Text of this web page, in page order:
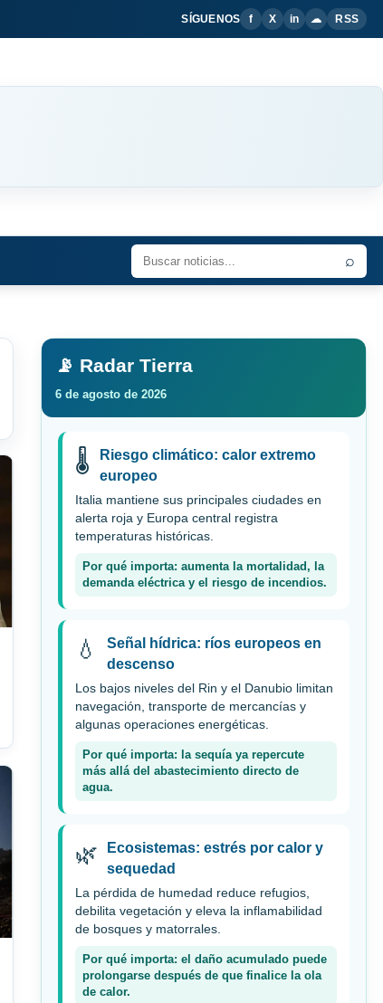
SÍGUENOS f X in ☁ RSS
⌕
📡 Radar Tierra
6 de agosto de 2026
🌡️
Riesgo climático: calor extremo
europeo
Italia mantiene sus principales ciudades en
alerta roja y Europa central registra
temperaturas históricas.
Por qué importa: aumenta la mortalidad, la
demanda eléctrica y el riesgo de incendios.
💧
Señal hídrica: ríos europeos en
descenso
Los bajos niveles del Rin y el Danubio limitan
navegación, transporte de mercancías y
algunas operaciones energéticas.
Por qué importa: la sequía ya repercute
más allá del abastecimiento directo de
agua.
🌿
Ecosistemas: estrés por calor y
sequedad
La pérdida de humedad reduce refugios,
debilita vegetación y eleva la inflamabilidad
de bosques y matorrales.
Por qué importa: el daño acumulado puede
prolongarse después de que finalice la ola
de calor.